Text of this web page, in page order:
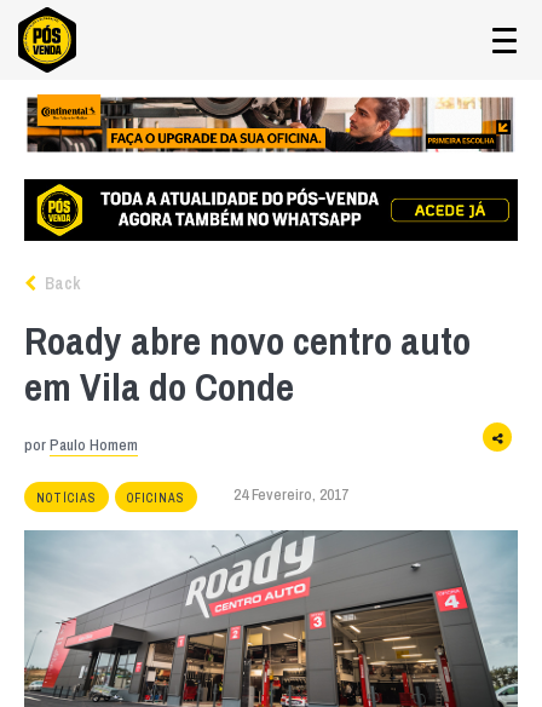
Back
Roady abre novo centro auto
em Vila do Conde
porPaulo Homem
NOTÍCIAS OFICINAS 24 Fevereiro, 2017